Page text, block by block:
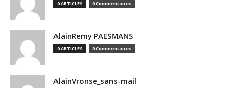
0 ARTICLES 0 Commentaires
AlainRemy PAESMANS
0 ARTICLES 0 Commentaires
AlainVronse_sans-mail